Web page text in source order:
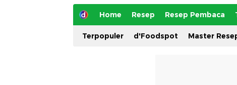
Home Resep Resep Pembaca
Terpopuler d'Foodspot Master